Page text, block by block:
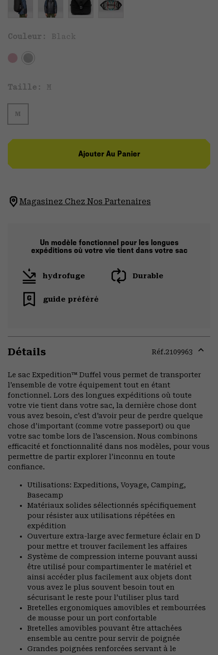
Couleur: Black
Taille: M
M
Ajouter Au Panier
Magasinez Chez Nos Partenaires
Un modèle fonctionnel pour les longues
expéditions où votre vie tient dans votre sac
hydrofuge Durable
guide préféré
Détails Réf.2109963
Le sac Expedition™ Duffel vous permet de transporter
l’ensemble de votre équipement tout en étant
fonctionnel. Lors des longues expéditions où toute
votre vie tient dans votre sac, la dernière chose dont
vous avez besoin, c’est d’avoir peur de perdre quelque
chose d’important (comme votre passeport) ou que
votre sac tombe lors de l’ascension. Nous combinons
efficacité et fonctionnalité dans nos modèles, pour vous
permettre de partir explorer l’inconnu en toute
confiance.
Utilisations: Expeditions, Voyage, Camping,
Basecamp
Matériaux solides sélectionnés spécifiquement
pour résister aux utilisations répétées en
expédition
Ouverture extra-large avec fermeture éclair en D
pour mettre et trouver facilement les affaires
Système de compression interne pouvant aussi
être utilisé pour compartimenter le matériel et
ainsi accéder plus facilement aux objets dont
vous avez le plus souvent besoin tout en
sécurisant le reste pour l’utiliser plus tard
Bretelles ergonomiques amovibles et rembourrées
de mousse pour un port confortable
Bretelles amovibles pouvant être attachées
ensemble au centre pour servir de poignée
Grandes poignées renforcées servant à le